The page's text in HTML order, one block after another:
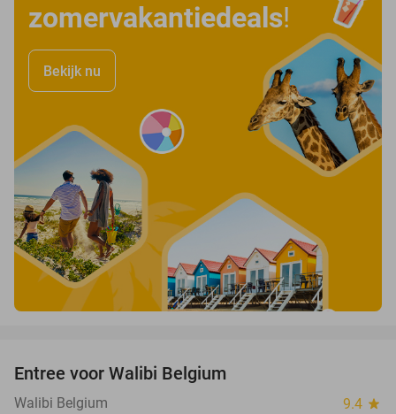
zomervakantiedeals!
Bekijk nu
Entree voor Walibi Belgium
Walibi Belgium 9.4 star